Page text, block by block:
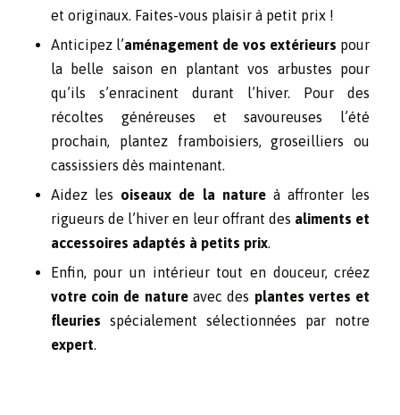
et originaux. Faites-vous plaisir à petit prix !
Anticipez l’aménagement de vos extérieurs pour
la belle saison en plantant vos arbustes pour
qu’ils s’enracinent durant l’hiver. Pour des
récoltes généreuses et savoureuses l’été
prochain, plantez framboisiers, groseilliers ou
cassissiers dès maintenant.
Aidez les oiseaux de la natureà affronter les
rigueurs de l’hiver en leur offrant des aliments et
accessoires adaptés à petits prix.
Enfin, pour un intérieur tout en douceur, créez
votre coin de natureavec des plantes vertes et
fleuries spécialement sélectionnées par notre
expert.